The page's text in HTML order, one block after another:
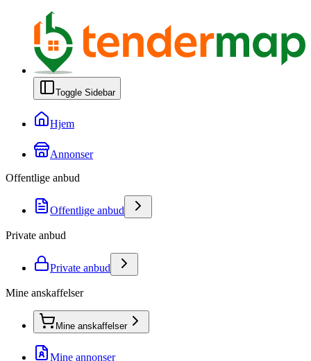
Toggle Sidebar
Hjem
Annonser
Offentlige anbud
Offentlige anbud
Private anbud
Private anbud
Mine anskaffelser
Mine anskaffelser
Mine annonser